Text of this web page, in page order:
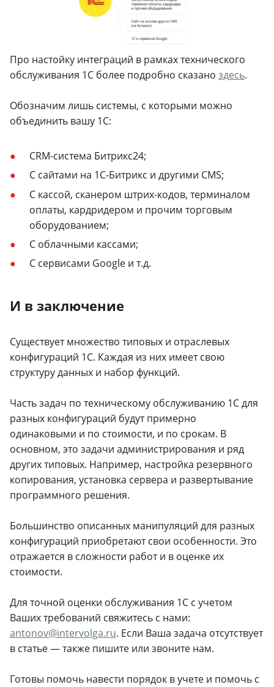
Про настойку интеграций в рамках технического
обслуживания 1С более подробно сказано здесь.
Обозначим лишь системы, с которыми можно
объединить вашу 1С:
CRM-система Битрикс24;
С сайтами на 1С-Битрикс и другими CMS;
С кассой, сканером штрих-кодов, терминалом
оплаты, кардридером и прочим торговым
оборудованием;
С облачными кассами;
С сервисами Google и т.д.
И в заключение
Существует множество типовых и отраслевых
конфигураций 1С. Каждая из них имеет свою
структуру данных и набор функций.
Часть задач по техническому обслуживанию 1С для
разных конфигураций будут примерно
одинаковыми и по стоимости, и по срокам. В
основном, это задачи администрирования и ряд
других типовых. Например, настройка резервного
копирования, установка сервера и развертывание
программного решения.
Большинство описанных манипуляций для разных
конфигураций приобретают свои особенности. Это
отражается в сложности работ и в оценке их
стоимости.
Для точной оценки обслуживания 1С с учетом
Ваших требований свяжитесь с нами:
antonov@intervolga.ru. Если Ваша задача отсутствует
в статье — также пишите или звоните нам.
Готовы помочь навести порядок в учете и помочь с